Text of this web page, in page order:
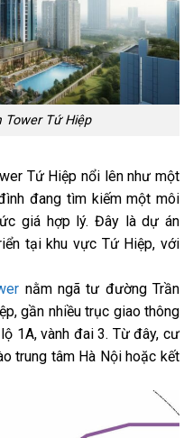
Tower Tứ Hiệp
Tứ Hiệp nổi lên như một
đang tìm kiếm một môi
giá hợp lý. Đây là dự án
tại khu vực Tứ Hiệp, với
nằm ngã tư đường Trần
gần nhiều trục giao thông
1A, vành đai 3. Từ đây, cư
trung tâm Hà Nội hoặc kết